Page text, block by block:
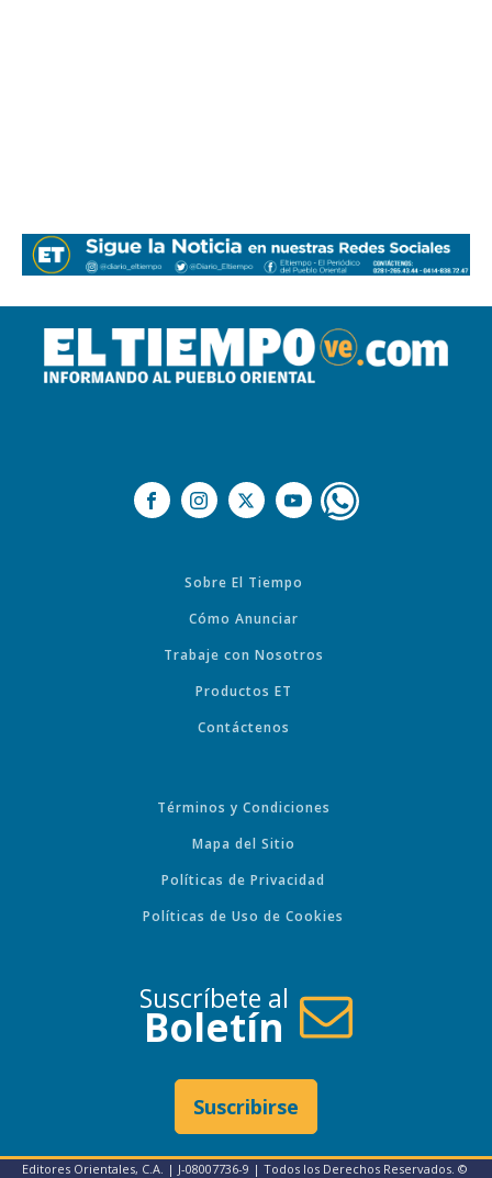
Sobre El Tiempo
Cómo Anunciar
Trabaje con Nosotros
Productos ET
Contáctenos
Términos y Condiciones
Mapa del Sitio
Políticas de Privacidad
Políticas de Uso de Cookies
Suscríbete al
Boletín
Suscribirse
Editores Orientales, C.A. | J-08007736-9 | Todos los Derechos Reservados. ©